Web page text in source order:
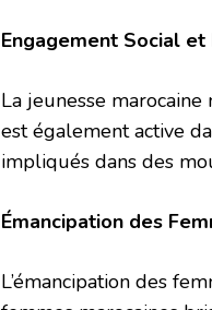
Engagement Social
La jeunesse
est également active
impliqués dans des
Émancipation des
L’émancipation des